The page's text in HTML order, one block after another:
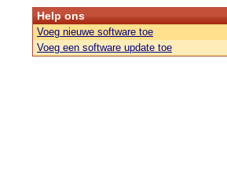
Help ons
Voeg nieuwe software toe
Voeg een software update toe